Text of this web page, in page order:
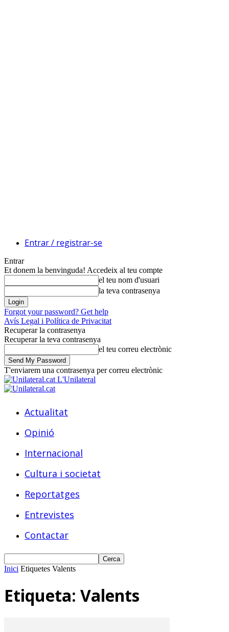
Entrar / registrar-se
Entrar
Et donem la benvinguda! Accedeix al teu compte
el teu nom d'usuari
la teva contrasenya
Forgot your password? Get help
Avís Legal i Política de Privacitat
Recuperar la contrasenya
Recuperar la teva contrasenya
el teu correu electrònic
T'enviarem una contrasenya per correu electrònic
L'Unilateral
Actualitat
Opinió
Internacional
Cultura i societat
Reportatges
Entrevistes
Contactar
Inici Etiquetes Valents
Etiqueta: Valents